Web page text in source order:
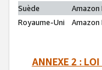
Suède
Amazon
Royaume-Uni
Amazon
ANNEXE 2 :